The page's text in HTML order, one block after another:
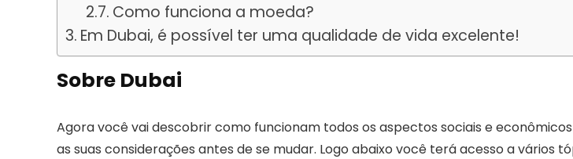
Como funciona a moeda?
Em Dubai, é possível ter uma qualidade de vida excelente!
Sobre Dubai
Agora você vai descobrir como funcionam todos os aspectos sociais e
as suas considerações antes de se mudar. Logo abaixo você terá acesso a vários